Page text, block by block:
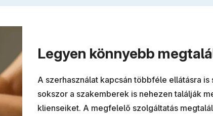
Legyen könnyebb
A szerhasználat kapcsán többféle ellátásra
sokszor a szakemberek is nehezen találják
klienseiket. A megfelelő szolgáltatás